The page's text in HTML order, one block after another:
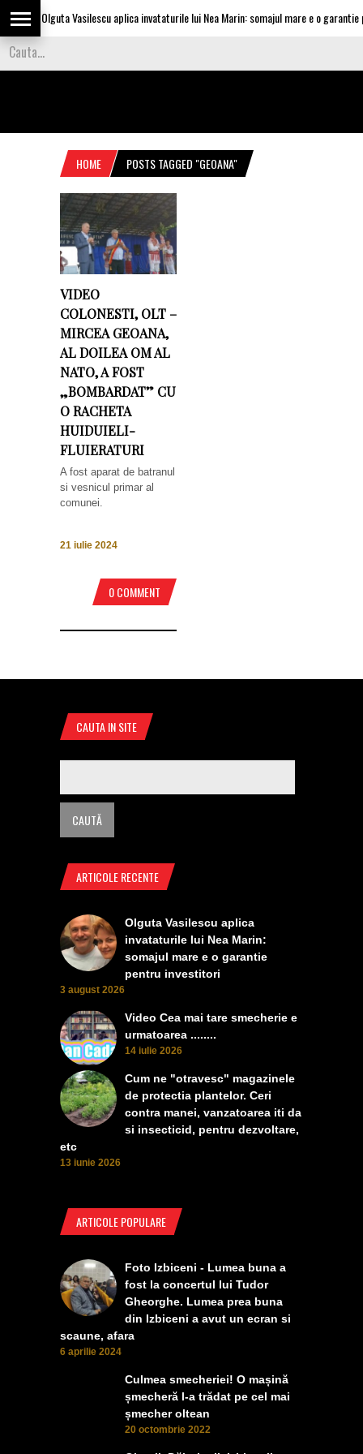
Olguta Vasilescu aplica invataturile lui Nea Marin: somajul mare e o garantie
HOME POSTS TAGGED "GEOANA"
VIDEO
COLONESTI, OLT –
MIRCEA GEOANA,
AL DOILEA OM AL
NATO, A FOST
„BOMBARDAT” CU
O RACHETA
HUIDUIELI-
FLUIERATURI
A fost aparat de batranul
si vesnicul primar al
comunei.
21 iulie 2024
0 COMMENT
CAUTA IN SITE
ARTICOLE RECENTE
Olguta Vasilescu aplica
invataturile lui Nea Marin:
somajul mare e o garantie
pentru investitori
3 august 2026
Video Cea mai tare smecherie e
urmatoarea ........
14 iulie 2026
Cum ne "otravesc" magazinele
de protectia plantelor. Ceri
contra manei, vanzatoarea iti da
si insecticid, pentru dezvoltare,
etc
13 iunie 2026
ARTICOLE POPULARE
Foto Izbiceni - Lumea buna a
fost la concertul lui Tudor
Gheorghe. Lumea prea buna
din Izbiceni a avut un ecran si
scaune, afara
6 aprilie 2024
Culmea smecheriei! O mașină
șmecheră l-a trădat pe cel mai
șmecher oltean
20 octombrie 2022